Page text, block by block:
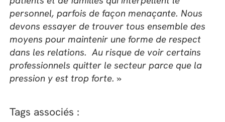
personnel, parfois de façon menaçante. Nous
devons essayer de trouver tous ensemble des
moyens pour maintenir une forme de respect
dans les relations. Au risque de voir certains
professionnels quitter le secteur parce que la
pression y est trop forte. »
Tags associés :